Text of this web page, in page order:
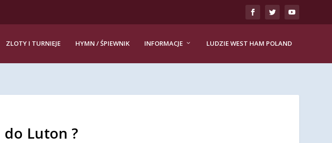
ZLOTY I TURNIEJE HYMN / ŚPIEWNIK INFORMACJE LUDZIE WEST HAM POLAND
Luton ?